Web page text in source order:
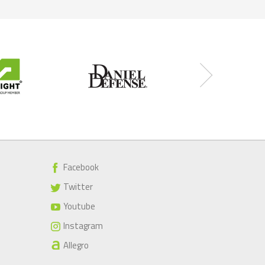
Facebook
Twitter
Youtube
Instagram
Allegro